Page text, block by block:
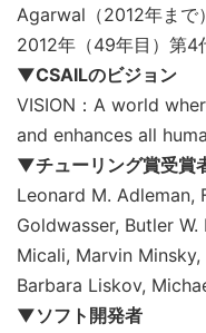
Agarwal（2012年まで）
2012年（49年目）第4
▼CSAILのビジョン
VISION：A world
and enhances all
▼チューリング賞受賞
Leonard M. Adleman,
Goldwasser, Butler
Micali, Marvin
Barbara Liskov,
▼ソフト開発者